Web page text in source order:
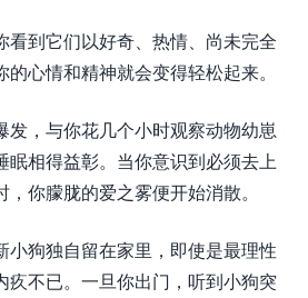
看到它们以好奇、热情、尚未完全
心情和精神就会变得轻松起来。
发，与你花几个小时观察动物幼崽
眠相得益彰。当你意识到必须去上
你朦胧的爱之雾便开始消散。
小狗独自留在家里，即使是最理性
疚不已。一旦你出门，听到小狗突